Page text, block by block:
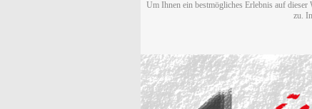
Um Ihnen ein bestmögliches Erlebnis auf
zu.